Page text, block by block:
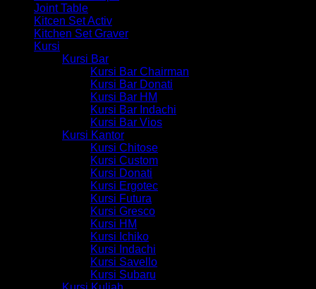
Joint Table
Kitcen Set Activ
Kitchen Set Graver
Kursi
Kursi Bar
Kursi Bar Chairman
Kursi Bar Donati
Kursi Bar HM
Kursi Bar Indachi
Kursi Bar Vios
Kursi Kantor
Kursi Chitose
Kursi Custom
Kursi Donati
Kursi Ergotec
Kursi Futura
Kursi Gresco
Kursi HM
Kursi Ichiko
Kursi Indachi
Kursi Savello
Kursi Subaru